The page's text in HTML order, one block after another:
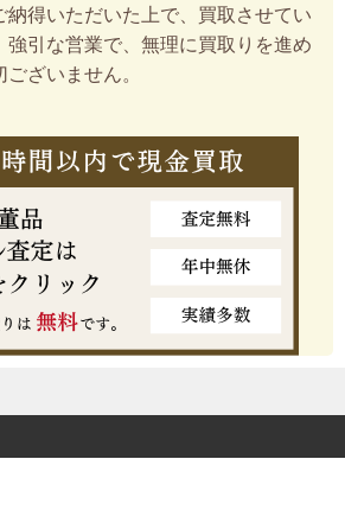
納得いただいた上で、買取させてい
強引な営業で、無理に買取りを進め
ざいません。